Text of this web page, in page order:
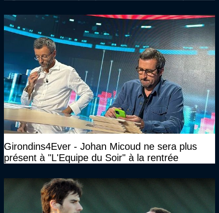
Girondins4Ever - Johan Micoud ne sera plus
présent à "L'Equipe du Soir" à la rentrée